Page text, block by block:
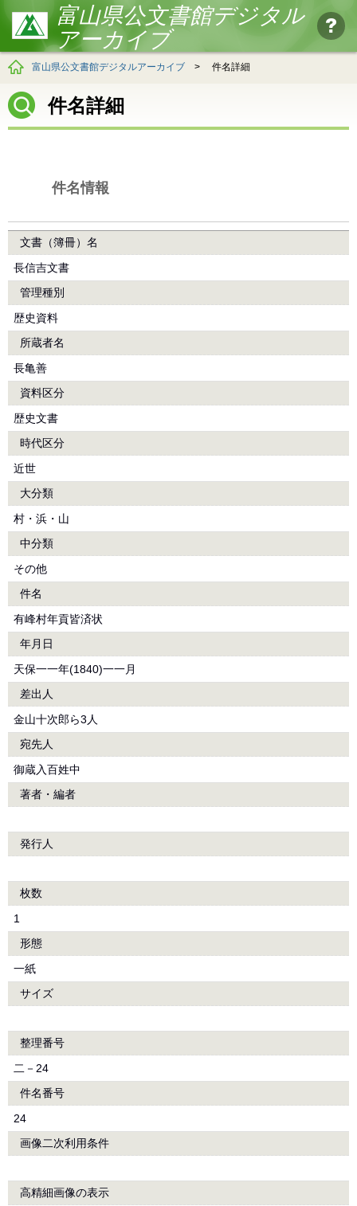
富山県公文書館デジタル
アーカイブ
富山県公文書館デジタルアーカイブ > 件名詳細
件名詳細
件名情報
文書（簿冊）名
長信吉文書
管理種別
歴史資料
所蔵者名
長亀善
資料区分
歴史文書
時代区分
近世
大分類
村・浜・山
中分類
その他
件名
有峰村年貢皆済状
年月日
天保一一年(1840)一一月
差出人
金山十次郎ら3人
宛先人
御蔵入百姓中
著者・編者
発行人
枚数
1
形態
一紙
サイズ
整理番号
二－24
件名番号
24
画像二次利用条件
高精細画像の表示